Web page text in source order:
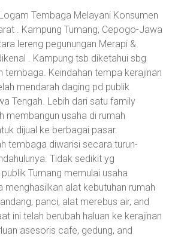
Tembaga Melayani Konsumen
. Kampung Tumang, Cepogo-Jawa
lereng pegunungan Merapi &
. Kampung tsb diketahui sbg
tembaga. Keindahan tempa kerajinan
mendarah daging pd publik
Tengah. Lebih dari satu family
membangun usaha di rumah
dijual ke berbagai pasar.
tembaga diwarisi secara turun-
Tidak sedikit yg
Tumang memulai usaha
menghasilkan alat kebutuhan rumah
panci, alat merebus air, and
ini telah berubah haluan ke kerajinan
asesoris cafe, gedung, and